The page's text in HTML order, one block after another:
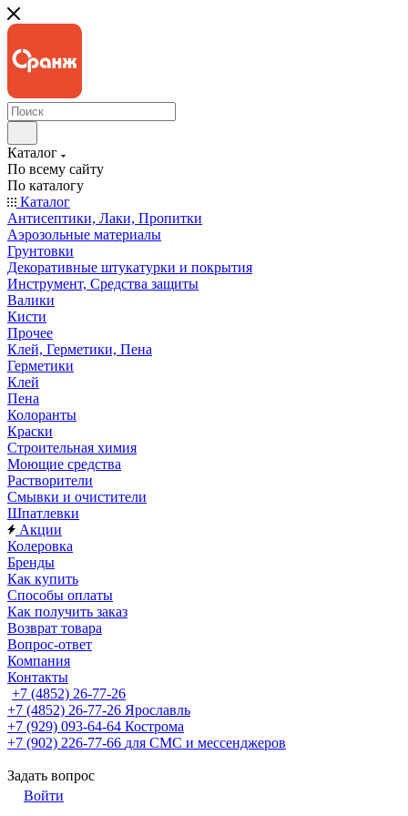
Каталог
По всему сайту
По каталогу
Каталог
Антисептики, Лаки, Пропитки
Аэрозольные материалы
Грунтовки
Декоративные штукатурки и покрытия
Инструмент, Средства защиты
Валики
Кисти
Прочее
Клей, Герметики, Пена
Герметики
Клей
Пена
Колоранты
Краски
Строительная химия
Моющие средства
Растворители
Смывки и очистители
Шпатлевки
Акции
Колеровка
Бренды
Как купить
Способы оплаты
Как получить заказ
Возврат товара
Вопрос-ответ
Компания
Контакты
+7 (4852) 26-77-26
+7 (4852) 26-77-26 Ярославль
+7 (929) 093-64-64 Кострома
+7 (902) 226-77-66 для СМС и мессенджеров
Задать вопрос
Войти